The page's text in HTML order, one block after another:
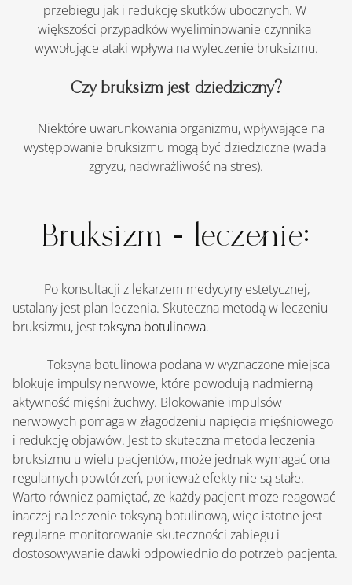
przebiegu jak i redukcję skutków ubocznych. W
większości przypadków wyeliminowanie czynnika
wywołujące ataki wpływa na wyleczenie bruksizmu.
Czy bruksizm jest dziedziczny?
występowanie bruksizmu mogą być dziedziczne (wada
zgryzu, nadwrażliwość na stres).
Bruksizm - leczenie:
ustalany jest plan leczenia. Skuteczna metodą w leczeniu
bruksizmu, jesttoksyna botulinowa.
blokuje impulsy nerwowe, które powodują nadmierną
aktywność mięśni żuchwy. Blokowanie impulsów
nerwowych pomaga w złagodzeniu napięcia mięśniowego
i redukcję objawów. Jest to skuteczna metoda leczenia
bruksizmu u wielu pacjentów, może jednak wymagać ona
regularnych powtórzeń, ponieważ efekty nie są stałe.
Warto również pamiętać, że każdy pacjent może reagować
inaczej na leczenie toksyną botulinową, więc istotne jest
regularne monitorowanie skuteczności zabiegu i
dostosowywanie dawki odpowiednio do potrzeb pacjenta.